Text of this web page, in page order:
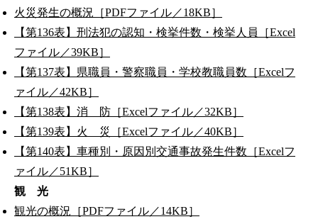
火災発生の概況［PDFファイル／18KB］
【第136表】刑法犯の認知・検挙件数・検挙人員［Excel
ファイル／39KB］
【第137表】県職員・警察職員・学校教職員数［Excelフ
ァイル／42KB］
【第138表】消 防［Excelファイル／32KB］
【第139表】火 災［Excelファイル／40KB］
【第140表】車種別・原因別交通事故発生件数［Excelフ
ァイル／51KB］
観 光
観光の概況［PDFファイル／14KB］